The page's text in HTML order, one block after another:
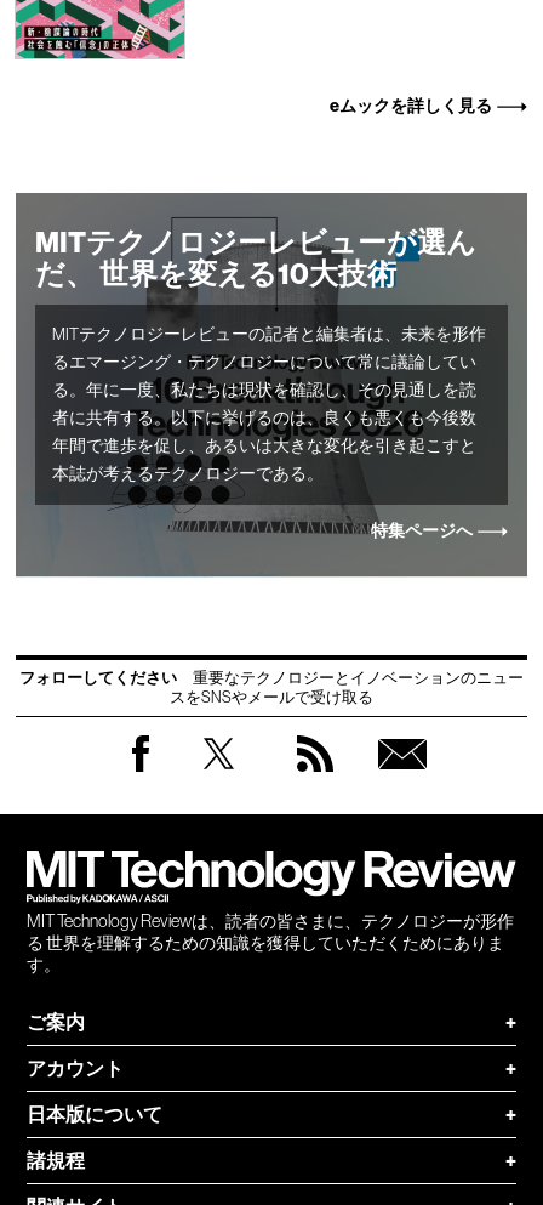
eムックを詳しく見る
MITテクノロジーレビューが選ん
だ、 世界を変える10大技術
MITテクノロジーレビューの記者と編集者は、未来を形作
るエマージング・テクノロジーについて常に議論してい
る。年に一度、私たちは現状を確認し、その見通しを読
者に共有する。以下に挙げるのは、良くも悪くも今後数
年間で進歩を促し、あるいは大きな変化を引き起こすと
本誌が考えるテクノロジーである。
特集ページへ
フォローしてください
重要なテクノロジーとイノベーションのニュー
スをSNSやメールで受け取る
MIT Technology Reviewは、読者の皆さまに、テクノロジーが形作
る 世界を理解するための知識を獲得していただくためにありま
す。
ご案内
+
アカウント
+
日本版について
+
諸規程
+